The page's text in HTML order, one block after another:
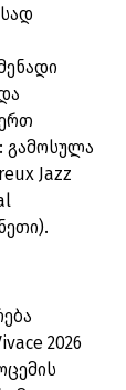
გამოსულა
Jazz
2026